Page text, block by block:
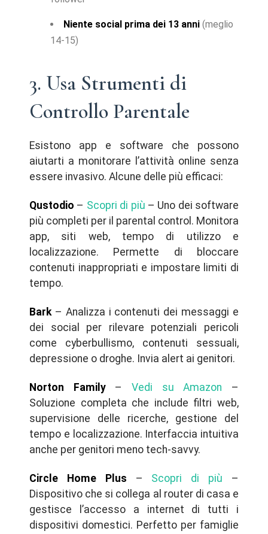
Niente social prima dei 13 anni (meglio
14-15)
3. Usa Strumenti di
Controllo Parentale
Esistono app e software che possono
aiutarti a monitorare l’attività online senza
essere invasivo. Alcune delle più efficaci:
Qustodio – Scopri di più – Uno dei software
più completi per il parental control. Monitora
app, siti web, tempo di utilizzo e
localizzazione. Permette di bloccare
contenuti inappropriati e impostare limiti di
tempo.
Bark– Analizza i contenuti dei messaggi e
dei social per rilevare potenziali pericoli
come cyberbullismo, contenuti sessuali,
depressione o droghe. Invia alert ai genitori.
Norton Family–Vedi su Amazon –
Soluzione completa che include filtri web,
supervisione delle ricerche, gestione del
tempo e localizzazione. Interfaccia intuitiva
anche per genitori meno tech-savvy.
Circle Home Plus – Scopri di più –
Dispositivo che si collega al router di casa e
gestisce l’accesso a internet di tutti i
dispositivi domestici. Perfetto per famiglie